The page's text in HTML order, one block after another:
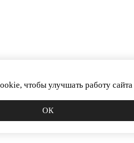
чтобы улучшать работу сайта
ОК
на новости. Узнавайте первым о